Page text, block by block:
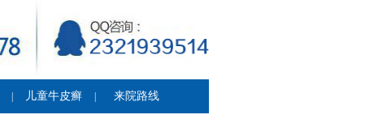
儿童牛皮癣 来院路线